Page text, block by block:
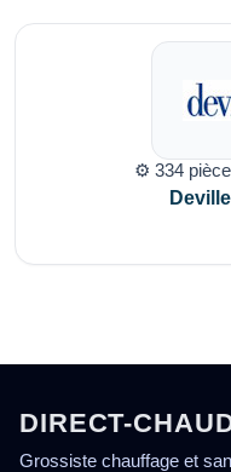
⚙️ 334
DIRECT-
Grossiste chauffage et